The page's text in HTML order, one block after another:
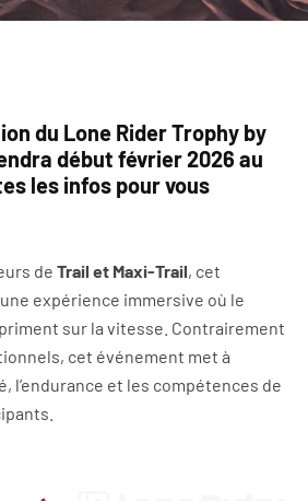
du Lone Rider Trophy by
début février 2026 au
les infos pour vous
de Trail et Maxi-Trail, cet
expérience immersive où le
sur la vitesse. Contrairement
cet événement met à
l’endurance et les compétences de